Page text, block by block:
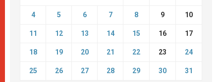
4 5 6 7 8 9 10
11 12 13 14 15 16 17
18 19 20 21 22 23 24
25 26 27 28 29 30 31